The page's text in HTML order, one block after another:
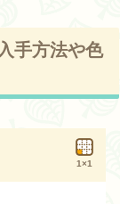
手方法や色
1×1